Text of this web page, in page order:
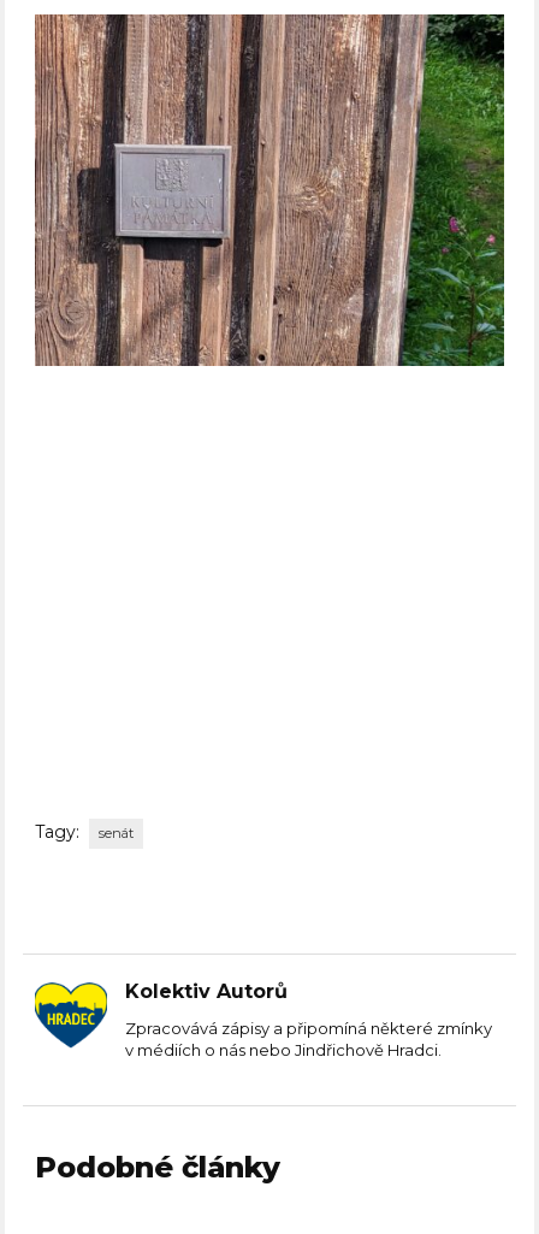
Tagy: senát
Kolektiv Autorů
Zpracovává zápisy a připomíná některé zmínky
v médiích o nás nebo Jindřichově Hradci.
Podobné články